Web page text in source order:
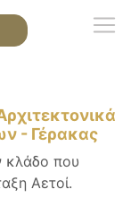
- Γέρακας
κλάδο που
Αετοί.